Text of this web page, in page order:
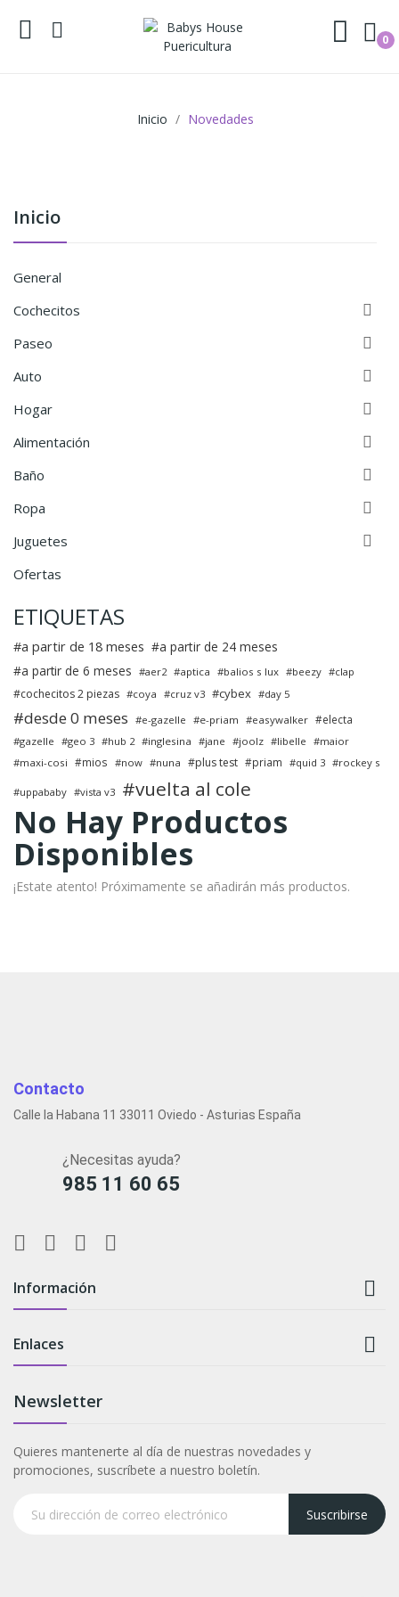
0
Inicio Novedades
Inicio
General
Cochecitos

Paseo

Auto

Hogar

Alimentación

Baño

Ropa

Juguetes

Ofertas
ETIQUETAS
a partir de 18 meses
a partir de 24 meses
a partir de 6 meses
aer2 aptica balios s lux beezy clap
cochecitos 2 piezas coya cruz v3 cybex day 5
desde 0 meses e-gazelle e-priam easywalker electa
gazelle geo 3 hub 2 inglesina jane joolz libelle
maior
maxi-cosi
mios now nuna plus test priam quid 3 rockey s
uppababy vista v3 vuelta al cole
No Hay Productos
Disponibles
¡Estate atento! Próximamente se añadirán más productos.
Contacto
Calle la Habana 11 33011 Oviedo - Asturias España
¿Necesitas ayuda?
985 11 60 65
Información 
Enlaces 
Newsletter
Quieres mantenerte al día de nuestras novedades y
promociones, suscríbete a nuestro boletín.
Suscribirse